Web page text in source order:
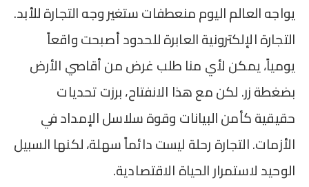
يواجه العالم اليوم منعطفات ستغير وجه التجارة للأبد.
التجارة الإلكترونية العابرة للحدود أصبحت واقعاً
يومياً، يمكن لأي منا طلب غرض من أقاصي الأرض
بضغطة زر. لكن مع هذا الانفتاح، برزت تحديات
حقيقية كأمن البيانات وقوة سلاسل الإمداد في
الأزمات. التجارة رحلة ليست دائماً سهلة، لكنها السبيل
الوحيد لاستمرار الحياة الاقتصادية.